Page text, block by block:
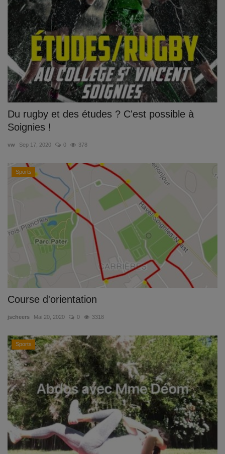
Documents
Services
Contacts
Du rugby et des études ? C'est possible à
Soignies !
vw Sep 17, 2020 0 378
Sports
Course d'orientation
jscheers Mai 20, 2020 0 3318
Sports